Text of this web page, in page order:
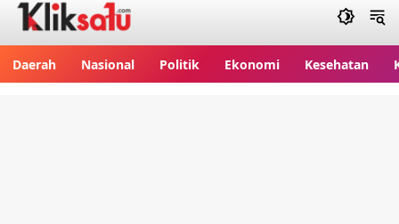
Daerah Nasional Politik Ekonomi Kesehatan